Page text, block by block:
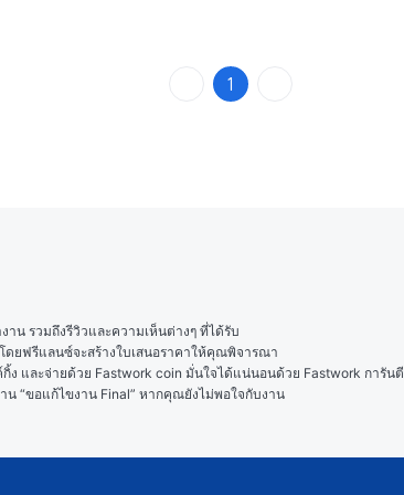
1
น รวมถึงรีวิวและความเห็นต่างๆ ที่ได้รับ
ดยฟรีแลนซ์จะสร้างใบเสนอราคาให้คุณพิจารณา
ง และจ่ายด้วย Fastwork coin มั่นใจได้แน่นอนด้วย Fastwork การันตี
น “ขอแก้ไขงาน Final” หากคุณยังไม่พอใจกับงาน